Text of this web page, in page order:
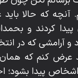
آنچه كه حالا
كردند و
و آرامشى كه در
عرض كنم كه